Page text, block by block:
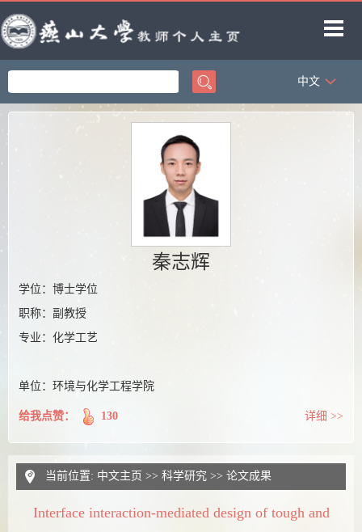
首页
科学研究
中文
秦志辉
学位：博士学位
职称：副教授
专业：化学工艺
单位：环境与化学工程学院
给我点赞： 130 详细 >>
当前位置: 中文主页 >> 科学研究 >> 论文成果
Interface interaction-mediated design of tough and